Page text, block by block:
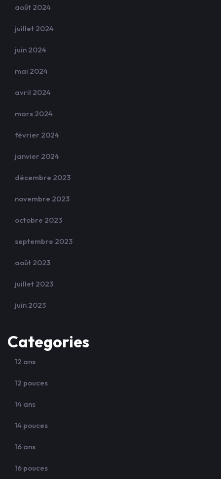
août 2024
juillet 2024
juin 2024
mai 2024
avril 2024
mars 2024
février 2024
janvier 2024
décembre 2023
novembre 2023
octobre 2023
septembre 2023
août 2023
juillet 2023
juin 2023
Categories
12 ans
12 pouces
14 ans
14 pouces
16 ans
16 pouces